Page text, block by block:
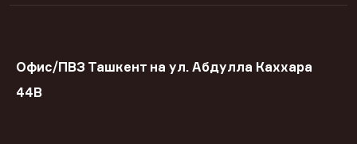
Офис/ПВЗ Ташкент на ул. Абдулла Каххара
44В